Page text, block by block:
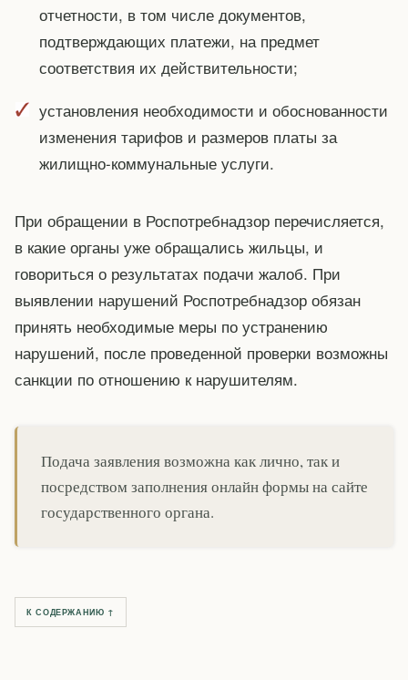
отчетности, в том числе документов,
подтверждающих платежи, на предмет
соответствия их действительности;
установления необходимости и обоснованности
изменения тарифов и размеров платы за
жилищно-коммунальные услуги.
При обращении в Роспотребнадзор перечисляется,
в какие органы уже обращались жильцы, и
говориться о результатах подачи жалоб. При
выявлении нарушений Роспотребнадзор обязан
принять необходимые меры по устранению
нарушений, после проведенной проверки возможны
санкции по отношению к нарушителям.
Подача заявления возможна как лично, так и
посредством заполнения онлайн формы на сайте
государственного органа.
К СОДЕРЖАНИЮ ↑